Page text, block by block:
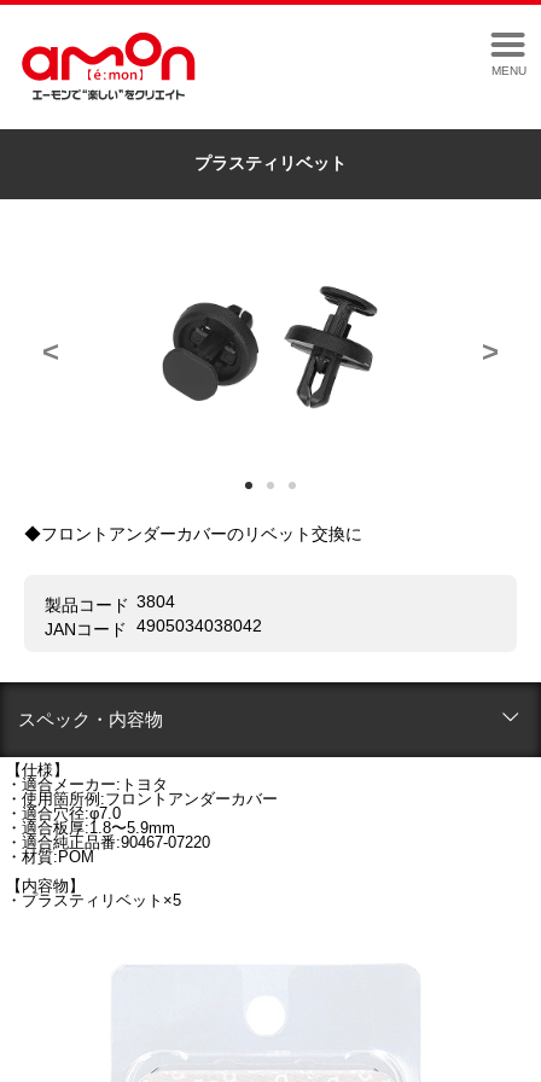
MENU
プラスティリベット
< >
◆フロントアンダーカバーのリベット交換に
製品コード 3804
JANコード
4905034038042
スペック・内容物
【仕様】
・適合メーカー:トヨタ
・使用箇所例:フロントアンダーカバー
・適合穴径:φ7.0
・適合板厚:1.8〜5.9mm
・適合純正品番:90467-07220
・材質:POM
【内容物】
・プラスティリベット×5